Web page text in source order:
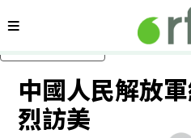
內容分類
中國人民解放
烈訪美